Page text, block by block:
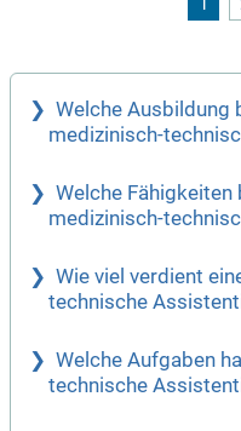
Welche Ausbildung
medizinisch-
Welche
medizinisch-
Wie viel verdient
technische
Welche Aufgaben
technische